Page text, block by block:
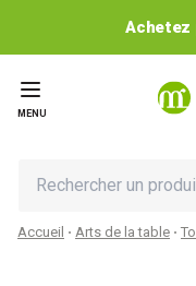
Achetez
MENU
Accueil Arts de la table